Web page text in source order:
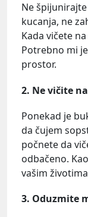
Ne
kucanja, ne
Kada vičete
Potrebno mi
prostor.
2. Ne vičite
Ponekad je
da čujem
počnete da
odbačeno.
vašim
3. Oduzmite